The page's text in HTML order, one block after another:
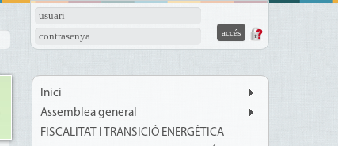
usuari
contrasenya
Inici
Assemblea general
FISCALITAT I TRANSICIÓ ENERGÈTICA